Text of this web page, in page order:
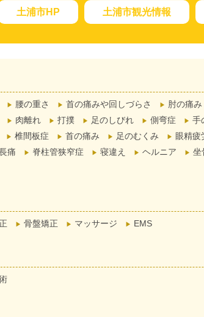
土浦市HP 土浦市観光情報
腰の重さ 首の痛みや回しづらさ 肘の痛み
肉離れ 打撲 足のしびれ 側弯症 手
椎間板症 首の痛み 足のむくみ 眼精疲
痛 脊柱管狭窄症 寝違え ヘルニア 坐
骨盤矯正 マッサージ EMS